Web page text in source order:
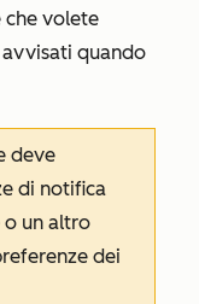
che volete
quando
deve
di notifica
o un altro
dei